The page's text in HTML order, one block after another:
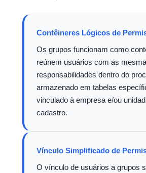
Contêineres Lógicos de
Os grupos funcionam como
reúnem usuários com as
responsabilidades dentro do
armazenado em tabelas
vinculado à empresa e/ou
cadastro.
Vínculo Simplificado de
O vínculo de usuários a grupos